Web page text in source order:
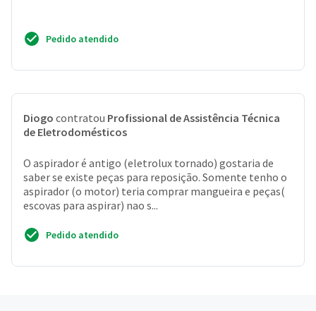
Pedido atendido
Diogo contratou Profissional de Assistência Técnica
de Eletrodomésticos
O aspirador é antigo (eletrolux tornado) gostaria de
saber se existe peças para reposição. Somente tenho o
aspirador (o motor) teria comprar mangueira e peças(
escovas para aspirar) nao s...
Pedido atendido